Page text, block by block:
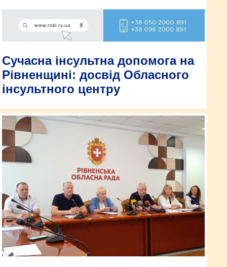
Сучасна інсультна допомога на
Рівненщині: досвід Обласного
інсультного центру